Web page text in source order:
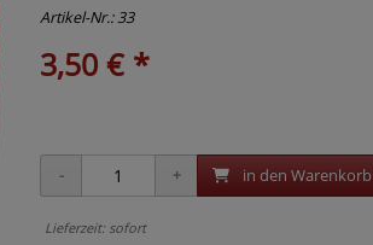
Artikel-Nr.:33
3,50 € *
in den Warenkorb
Lieferzeit: sofort